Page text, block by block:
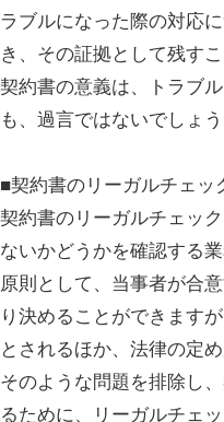
ラブルになった際の対応
き、その証拠として残す
契約書の意義は、トラブ
も、過言ではないでしょう
■契約書のリーガルチェッ
契約書のリーガルチェッ
ないかどうかを確認する
原則として、当事者が合
り決めることができます
とされるほか、法律の定
そのような問題を排除し
るために、リーガルチェ